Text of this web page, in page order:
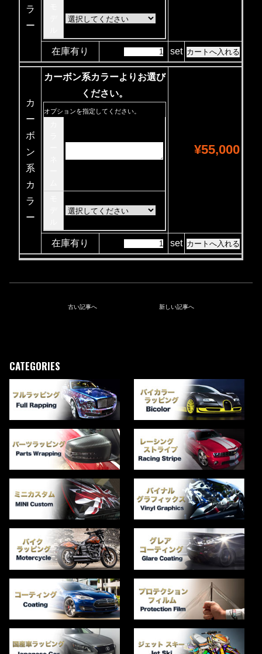
ラ
ー
在庫有り set
カ
ー
ボ
ン
系
カ
ラ
ー
カーボン系カラーよりお選び
ください。
オプションを指定してください。
¥55,000
在庫有り set
古い記事へ 新しい記事へ
CATEGORIES